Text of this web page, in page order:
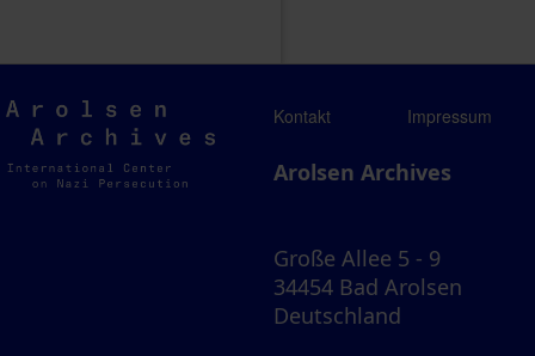
Arolsen
Archives
Kontakt Impressum
Arolsen Archives
Große Allee 5 - 9
34454 Bad Arolsen
Deutschland